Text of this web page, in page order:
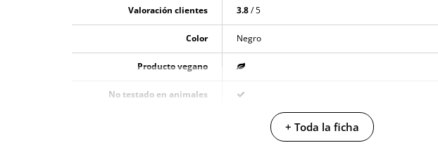
Valoración clientes 3.8/ 5
Color Negro
Producto vegano
No testado en animales
Paquete discreto y sin distintivos
+ Toda la ficha